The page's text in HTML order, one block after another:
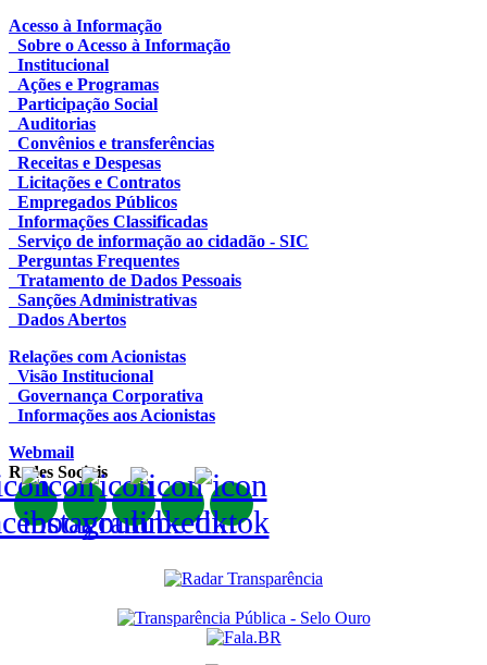
Acesso à Informação
Sobre o Acesso à Informação
Institucional
Ações e Programas
Participação Social
Auditorias
Convênios e transferências
Receitas e Despesas
Licitações e Contratos
Empregados Públicos
Informações Classificadas
Serviço de informação ao cidadão - SIC
Perguntas Frequentes
Tratamento de Dados Pessoais
Sanções Administrativas
Dados Abertos
Relações com Acionistas
Visão Institucional
Governança Corporativa
Informações aos Acionistas
Webmail
Redes Sociais